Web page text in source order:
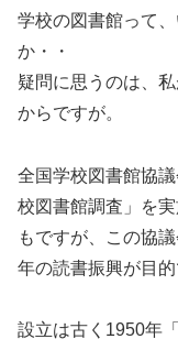
学校の図書館って
か・・
疑問に思うのは、
からですが。
全国学校図書館協
校図書館調査」を
もですが、この協
年の読書振興が目的
設立は古く1950年